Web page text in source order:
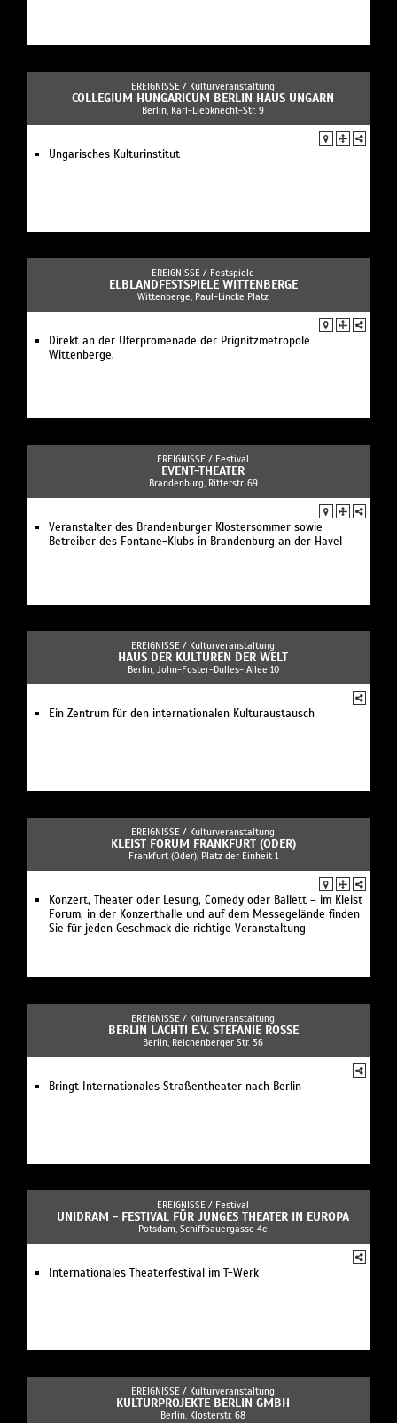
EREIGNISSE / Kulturveranstaltung
COLLEGIUM HUNGARICUM BERLIN HAUS UNGARN
Berlin, Karl-Liebknecht-Str. 9
Ungarisches Kulturinstitut
EREIGNISSE / Festspiele
ELBLANDFESTSPIELE WITTENBERGE
Wittenberge, Paul-Lincke Platz
Direkt an der Uferpromenade der Prignitzmetropole
Wittenberge.
EREIGNISSE / Festival
EVENT-THEATER
Brandenburg, Ritterstr. 69
Veranstalter des Brandenburger Klostersommer sowie
Betreiber des Fontane-Klubs in Brandenburg an der Havel
EREIGNISSE / Kulturveranstaltung
HAUS DER KULTUREN DER WELT
Berlin, John-Foster-Dulles- Allee 10
Ein Zentrum für den internationalen Kulturaustausch
EREIGNISSE / Kulturveranstaltung
KLEIST FORUM FRANKFURT (ODER)
Frankfurt (Oder), Platz der Einheit 1
Konzert, Theater oder Lesung, Comedy oder Ballett – im Kleist
Forum, in der Konzerthalle und auf dem Messegelände finden
Sie für jeden Geschmack die richtige Veranstaltung
EREIGNISSE / Kulturveranstaltung
BERLIN LACHT! E.V. STEFANIE ROSSE
Berlin, Reichenberger Str. 36
Bringt Internationales Straßentheater nach Berlin
EREIGNISSE / Festival
UNIDRAM - FESTIVAL FÜR JUNGES THEATER IN EUROPA
Potsdam, Schiffbauergasse 4e
Internationales Theaterfestival im T-Werk
EREIGNISSE / Kulturveranstaltung
KULTURPROJEKTE BERLIN GMBH
Berlin, Klosterstr. 68